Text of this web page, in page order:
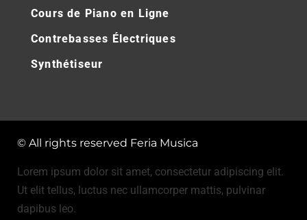
Cours de Piano en Ligne
Contrebasses Électriques
Synthétiseur
© All rights reserved Feria Musica
Lorem ipsum dolor sit amet, consectetur adipiscing elit.
Ut elit tellus, luctus nec ullamcorper mattis, pulvinar
dapibus leo.